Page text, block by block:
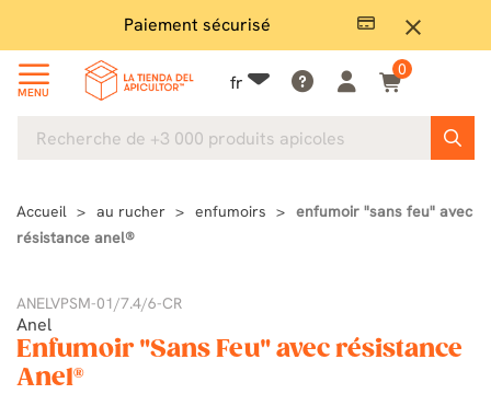
close
Paiement sécurisé
MENU fr
0
Accueil au rucher enfumoirs
enfumoir "sans feu" avec
résistance anel®
ANELVPSM-01/7.4/6-CR
Anel
Enfumoir "Sans Feu" avec résistance
Anel®